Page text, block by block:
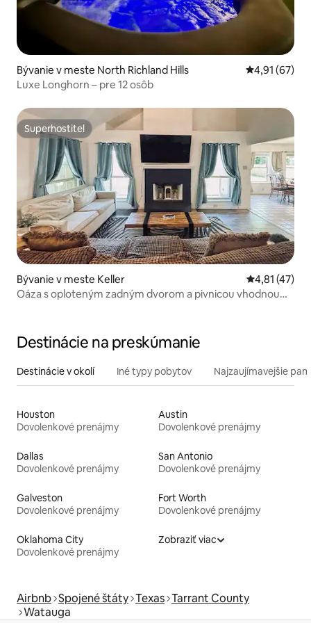
Bývanie v meste North Richland Hills Priemerné
4,91 (67)
Luxe Longhorn – pre 12 osôb
Superhostiteľ
Superhostiteľ
Bývanie v meste Keller Priemerné
4,81 (47)
Oáza s oploteným zadným dvorom a pivnicou vhodnou
Destinácie na preskúmanie
Destinácie v okolí Iné typy pobytov Najzaujímavejšie
Houston
Dovolenkové prenájmy
Austin
Dovolenkové prenájmy
Dallas
Dovolenkové prenájmy
San Antonio
Dovolenkové prenájmy
Galveston
Dovolenkové prenájmy
Fort Worth
Dovolenkové prenájmy
Oklahoma City
Dovolenkové prenájmy
Zobraziť viac
Airbnb Spojené štáty Texas Tarrant County
Watauga